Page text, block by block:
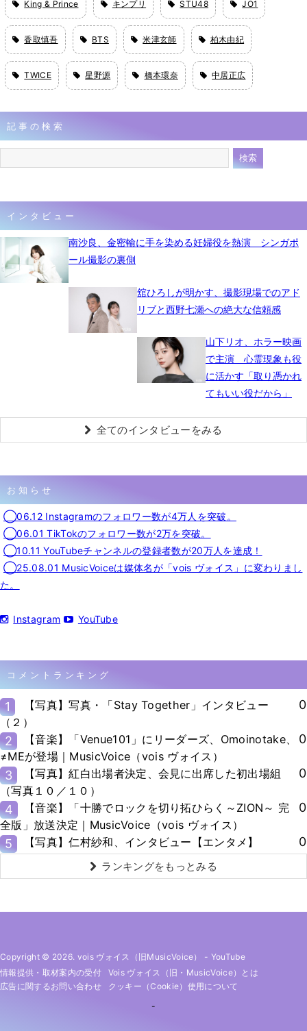
King & Prince キンプリ STU48 JO1
香取慎吾 BTS 米津玄師 柏木由紀
TWICE 星野源 橋本環奈 中居正広
記事の検索
インタビュー
南沙良、金密輸に手を染める妊婦役を熱演 シンガポ
ール撮影の裏側
舘ひろしが明かす、撮影現場でのアド
リブと西野七瀬への絶大な信頼感
山下リオ、ホラー映画
で主演 心霊現象も役
に活かす「取り憑かれ
てもいい役だから」
全てのインタビューをみる
お知らせ
◯06.12 Instagramのフォロワー数が4万人を突破。
◯06.01 TikTokのフォロワー数が2万を突破。
◯10.11 YouTubeチャンネルの登録者数が20万人を達成！
◯25.08.01 MusicVoiceは媒体名が「vois ヴォイス」に変わりまし
た。
Instagram YouTube
コメントランキング
1
【写真】写真・「Stay Together」インタビュー
（２）
0
2
【音楽】「Venue101」にリーダーズ、Omoinotake、
≠MEが登場｜MusicVoice（vois ヴォイス）
0
3
【写真】紅白出場者決定、会見に出席した初出場組
（写真１０／１０）
0
4
【音楽】「十勝でロックを切り拓ひらく～ZION～ 完
全版」放送決定｜MusicVoice（vois ヴォイス）
0
5 【写真】仁村紗和、インタビュー【エンタメ】 0
ランキングをもっとみる
Copyright © 2026. vois ヴォイス（旧MusicVoice） - YouTube
情報提供・取材案内の受付
Vois ヴォイス（旧・MusicVoice）とは
広告に関するお問い合わせ
クッキー（cookie）使用について
-